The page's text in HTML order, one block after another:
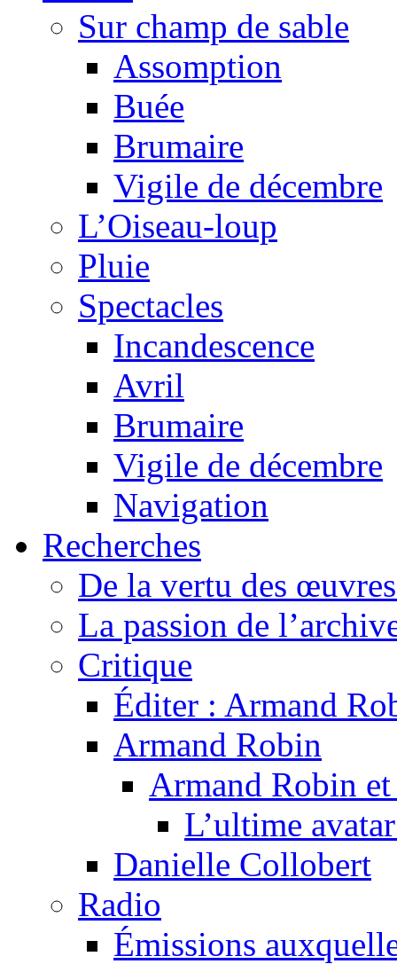
Sur champ de sable
Assomption
Buée
Brumaire
Vigile de décembre
L’Oiseau-loup
Pluie
Spectacles
Incandescence
Avril
Brumaire
Vigile de décembre
Navigation
Recherches
De la vertu des
La passion de
Critique
Éditer : Armand
Armand Robin
Armand Robin
L’ultime
Danielle Collobert
Radio
Émissions